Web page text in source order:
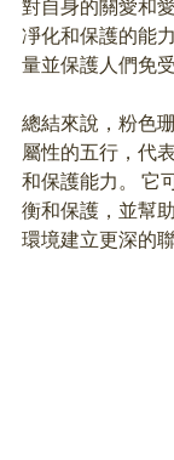
對自身的關愛和
凈化和保護的能
量並保護人們免
總結來說，粉色
屬性的五行，代
和保護能力。 它
衡和保護，並幫
環境建立更深的聯